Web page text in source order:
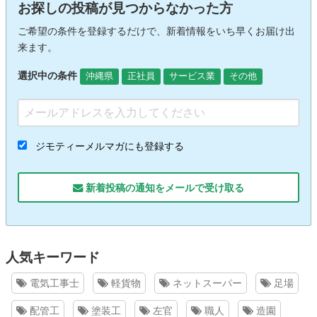
お探しの投稿が見つからなかった方
ご希望の条件を登録するだけで、新着情報をいち早くお届け出
来ます。
選択中の条件 沖縄県 正社員 サービス業 その他
ジモティーメルマガにも登録する
新着投稿の通知をメールで受け取る
人気キーワード
電気工事士 軽貨物 ネットスーパー 足場
配管工 塗装工 左官 職人 造園